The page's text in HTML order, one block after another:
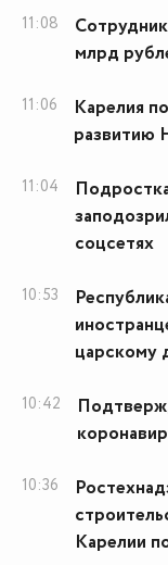
11:08
млрд
11:06
Карелия
развитию
11:04
соцсетях
10:53
царскому
10:42
10:36
Карелии